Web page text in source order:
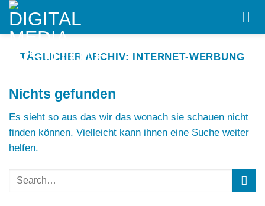
Skip
content
TÄGLICHER ARCHIV: INTERNET-WERBUNG
Nichts gefunden
Es sieht so aus das wir das wonach sie schauen nicht
finden können. Vielleicht kann ihnen eine Suche weiter
helfen.